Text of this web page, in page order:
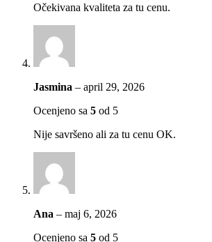
Očekivana kvaliteta za tu cenu.
Jasmina – april 29, 2026
Ocenjeno sa 5 od 5
Nije savršeno ali za tu cenu OK.
Ana – maj 6, 2026
Ocenjeno sa 5 od 5